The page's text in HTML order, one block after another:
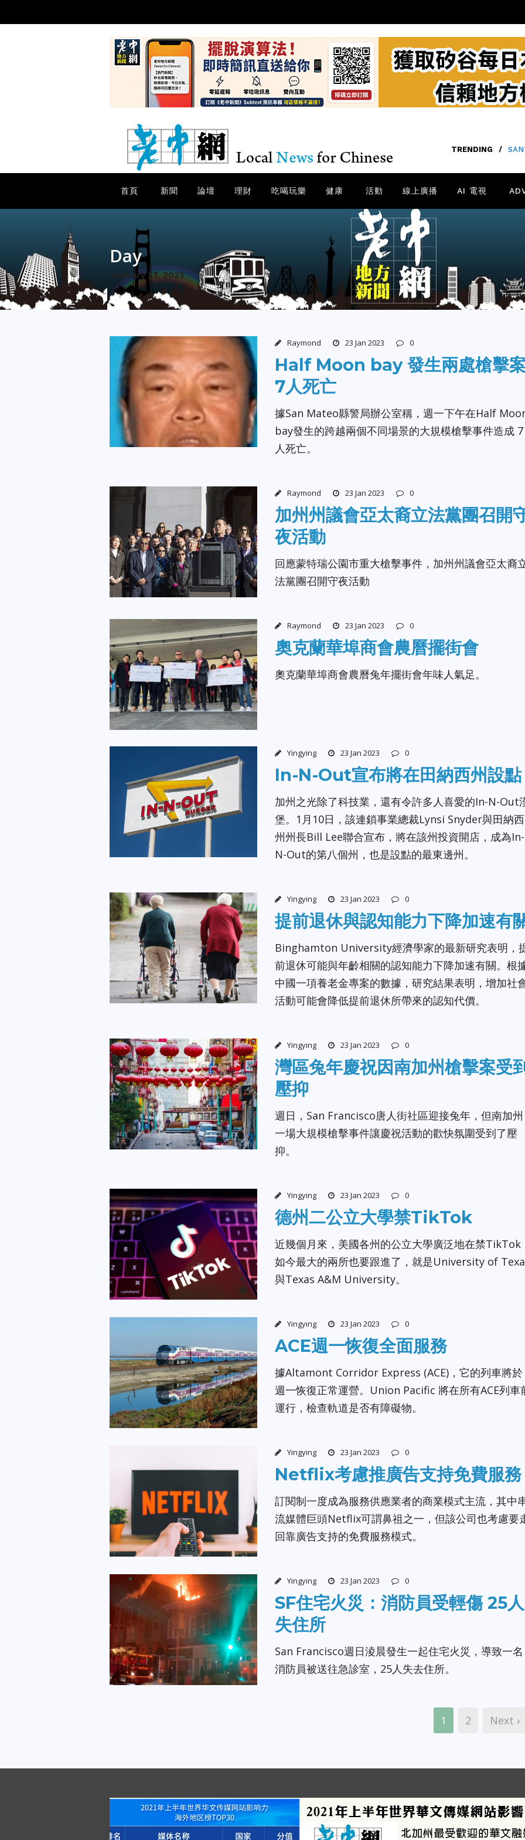
TRENDING /
首頁 新聞 論壇 理財 吃喝玩樂 健康 活動 線上廣播 AI 電視
Day
January 23, 2023
Raymond 23 Jan 2023 0
Half Moon bay 發生兩處槍擊
7人死亡
據San Mateo縣警局辦公室稱，週一下午在Half
bay發生的跨越兩個不同場景的大規模槍擊事件造成 7
人死亡。
Raymond 23 Jan 2023 0
加州州議會亞太裔立法黨團召開
夜活動
回應蒙特瑞公園市重大槍擊事件，加州州議會亞太裔
法黨團召開守夜活動
Raymond 23 Jan 2023 0
奧克蘭華埠商會農曆擺街會
奧克蘭華埠商會農曆兔年擺街會年味人氣足。
Yingying 23 Jan 2023 0
In-N-Out宣布將在田納西州設點
加州之光除了科技業，還有令許多人喜愛的In-N-Out
堡。1月10日，該連鎖事業總裁Lynsi Snyder與田納西
州州長Bill Lee聯合宣布，將在該州投資開店，成為In-
N-Out的第八個州，也是設點的最東邊州。
Yingying 23 Jan 2023 0
提前退休與認知能力下降加速有
Binghamton University經濟學家的最新研究表明，
前退休可能與年齡相關的認知能力下降加速有關。根
中國一項養老金專案的數據，研究結果表明，增加社
活動可能會降低提前退休所帶來的認知代價。
Yingying 23 Jan 2023 0
灣區兔年慶祝因南加州槍擊案受
壓抑
週日，San Francisco唐人街社區迎接兔年，但南加州
一場大規模槍擊事件讓慶祝活動的歡快氛圍受到了壓
抑。
Yingying 23 Jan 2023 0
德州二公立大學禁TikTok
近幾個月來，美國各州的公立大學廣泛地在禁TikTok
如今最大的兩所也要跟進了，就是University of
與Texas A&M University。
Yingying 23 Jan 2023 0
ACE週一恢復全面服務
據Altamont Corridor Express (ACE)，它的列車將於
週一恢復正常運營。Union Pacific 將在所有ACE列車
運行，檢查軌道是否有障礙物。
Yingying 23 Jan 2023 0
Netflix考慮推廣告支持免費服務
訂閱制一度成為服務供應業者的商業模式主流，其中
流媒體巨頭Netflix可謂鼻祖之一，但該公司也考慮要
回靠廣告支持的免費服務模式。
Yingying 23 Jan 2023 0
SF住宅火災：消防員受輕傷 25人
失住所
San Francisco週日淩晨發生一起住宅火災，導致一名
消防員被送往急診室，25人失去住所。
1 2 Next ›